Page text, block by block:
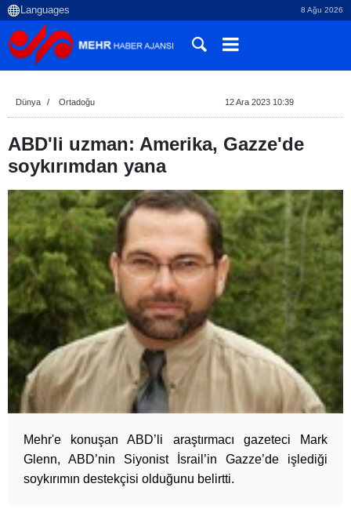
8 Ağu 2026
Dünya Ortadoğu 12 Ara 2023 10:39
ABD'li uzman: Amerika, Gazze'de
soykırımdan yana
Mehr'e konuşan ABD’li araştırmacı gazeteci Mark
Glenn, ABD’nin Siyonist İsrail’in Gazze’de işlediği
soykırımın destekçisi olduğunu belirtti.